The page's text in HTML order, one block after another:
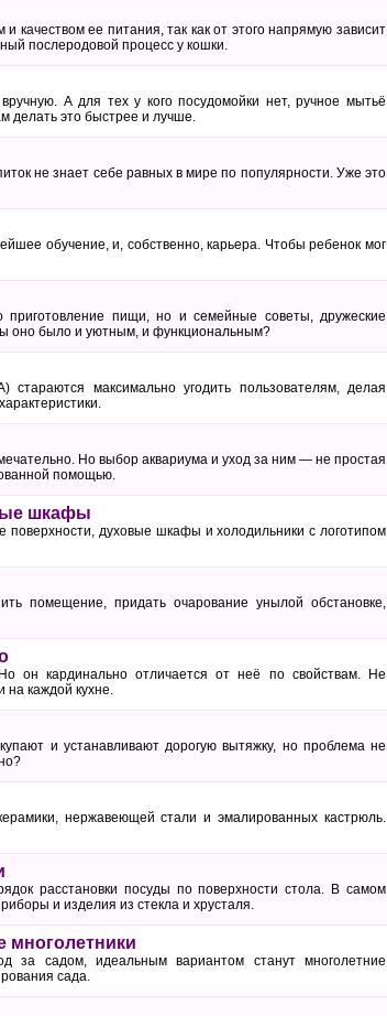
качеством ее питания, так как от этого напрямую зависит
послеродовой процесс у кошки.
А для тех у кого посудомойки нет, ручное мытьё
делать это быстрее и лучше.
не знает себе равных в мире по популярности. Уже это
обучение, и, собственно, карьера. Чтобы ребенок мог
пищи, но и семейные советы, дружеские
оно было и уютным, и функциональным?
максимально угодить пользователям, делая
Но выбор аквариума и уход за ним — не простая
помощью.
шкафы
поверхности, духовые шкафы и холодильники с логотипом
помещение, придать очарование унылой обстановке,
он кардинально отличается от неё по свойствам. Не
на каждой кухне.
и устанавливают дорогую вытяжку, но проблема не
нержавеющей стали и эмалированных кастрюль.
расстановки посуды по поверхности стола. В самом
и изделия из стекла и хрусталя.
многолетники
садом, идеальным вариантом станут многолетние
сада.